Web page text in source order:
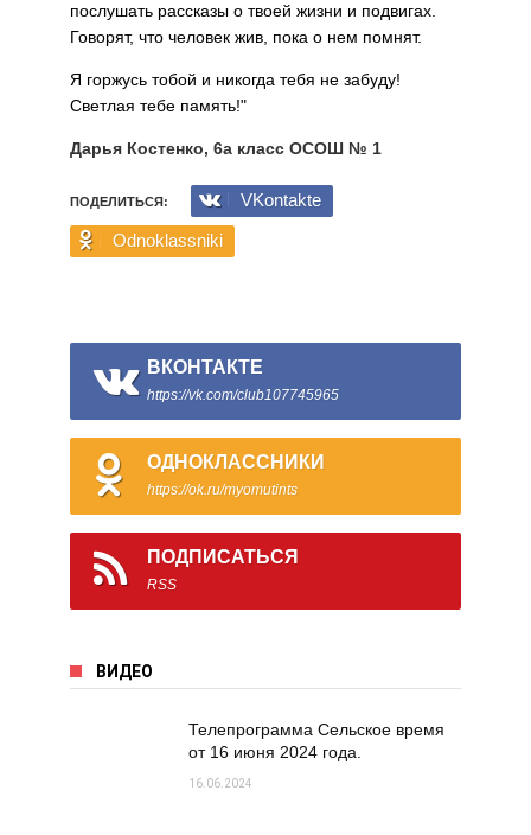
послушать рассказы о твоей жизни и подвигах.
Говорят, что человек жив, пока о нем помнят.
Я горжусь тобой и никогда тебя не забуду!
Светлая тебе память!"
Дарья Костенко, 6а класс ОСОШ № 1
ПОДЕЛИТЬСЯ:
VKontakte
Odnoklassniki
ВКОНТАКТЕ
https://vk.com/club107745965
ОДНОКЛАССНИКИ
https://ok.ru/myomutints
ПОДПИСАТЬСЯ
RSS
ВИДЕО
Телепрограмма Сельское время
от 16 июня 2024 года.
16.06.2024